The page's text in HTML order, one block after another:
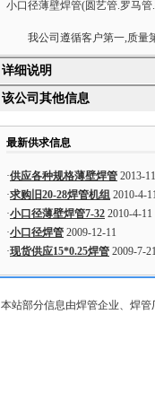
小口径薄壁焊管(圆艺管.罗马管
我公司遵循客户第一,质量第
详细说明
该公司其他信息
最新供求信息
·供应各种规格薄壁焊管 2013-
·求购旧20-28焊管机组 2010-4-
·小口径薄壁焊管7-32 2010-4-11
·小口径焊管 2009-12-11
·现货供应15*0.25焊管 2009-7-21
本站部分信息由焊管企业、焊